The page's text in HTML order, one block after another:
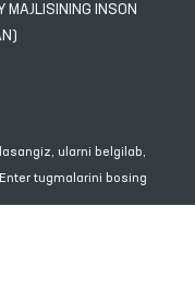
INSON
ularni belgilab,
tugmalarini bosing